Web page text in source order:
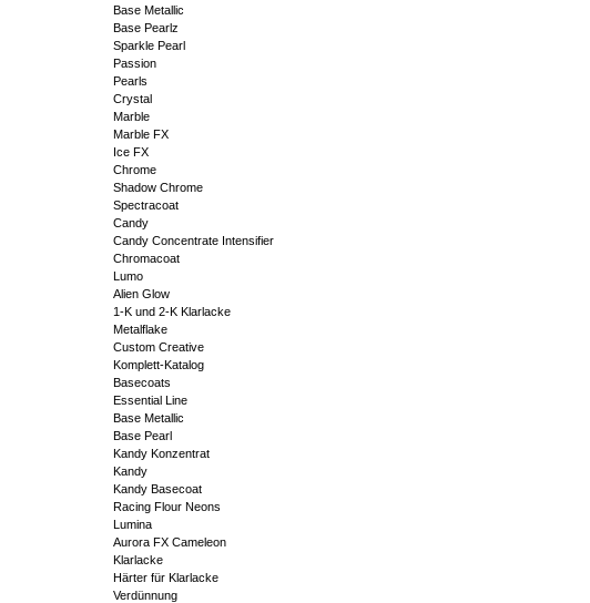
Base Metallic
Base Pearlz
Sparkle Pearl
Passion
Pearls
Crystal
Marble
Marble FX
Ice FX
Chrome
Shadow Chrome
Spectracoat
Candy
Candy Concentrate Intensifier
Chromacoat
Lumo
Alien Glow
1-K und 2-K Klarlacke
Metalflake
Custom Creative
Komplett-Katalog
Basecoats
Essential Line
Base Metallic
Base Pearl
Kandy Konzentrat
Kandy
Kandy Basecoat
Racing Flour Neons
Lumina
Aurora FX Cameleon
Klarlacke
Härter für Klarlacke
Verdünnung